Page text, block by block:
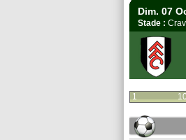
Dim. 07
Stade :
1 10